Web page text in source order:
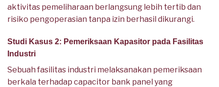
aktivitas pemeliharaan berlangsung lebih tertib dan
risiko pengoperasian tanpa izin berhasil dikurangi.
Studi Kasus 2: Pemeriksaan Kapasitor pada Fasilitas
Industri
Sebuah fasilitas industri melaksanakan pemeriksaan
berkala terhadap capacitor bank panel yang